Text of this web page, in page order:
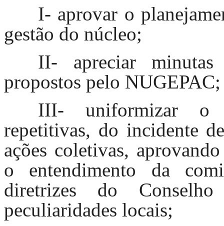
I- aprovar o
gestão do núcleo;
II- apreciar
propostos pelo NUGEPAC;
III- uniformizar o
repetitivas, do incidente
ações coletivas,
o entendimento da
diretrizes do
peculiaridades locais;